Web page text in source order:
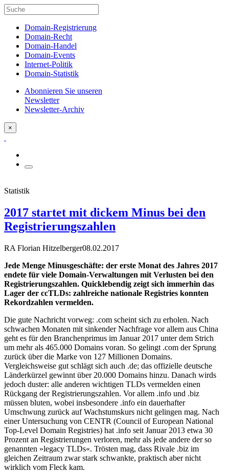
Domain-Registrierung
Domain-Recht
Domain-Handel
Domain-Events
Internet-Politik
Domain-Statistik
Abonnieren Sie unseren
Newsletter
Newsletter-Archiv
×
Statistik
2017 startet mit dickem Minus bei den
Registrierungszahlen
RA Florian Hitzelberger08.02.2017
Jede Menge Minusgeschäfte: der erste Monat des Jahres 2017
endete für viele Domain-Verwaltungen mit Verlusten bei den
Registrierungszahlen. Quicklebendig zeigt sich immerhin das
Lager der ccTLDs: zahlreiche nationale Registries konnten
Rekordzahlen vermelden.
Die gute Nachricht vorweg: .com scheint sich zu erholen. Nach
schwachen Monaten mit sinkender Nachfrage vor allem aus China
geht es für den Branchenprimus im Januar 2017 unter dem Strich
um mehr als 465.000 Domains voran. So gelingt .com der Sprung
zurück über die Marke von 127 Millionen Domains.
Vergleichsweise gut schlägt sich auch .de; das offizielle deutsche
Länderkürzel gewinnt über 20.000 Domains hinzu. Danach wirds
jedoch duster: alle anderen wichtigen TLDs vermelden einen
Rückgang der Registrierungszahlen. Vor allem .info und .biz
müssen bluten, wobei insbesondere .info ein dauerhafter
Umschwung zurück auf Wachstumskurs nicht gelingen mag. Nach
einer Untersuchung von CENTR (Council of European National
Top-Level Domain Registries) hat .info seit Januar 2013 etwa 30
Prozent an Registrierungen verloren, mehr als jede andere der so
genannten »legacy TLDs«. Trösten mag, dass Rivale .biz im
gleichen Zeitraum zwar stark schwankte, praktisch aber nicht
wirklich vom Fleck kam.